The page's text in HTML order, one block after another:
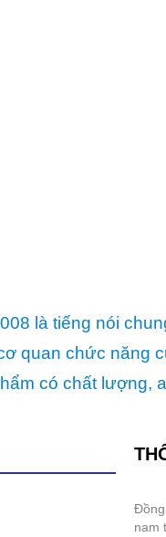
là tiếng nói
quan chức
có chất lượng,
đồng hành cùng doanh nghiệp sơn và mực in việt
nam